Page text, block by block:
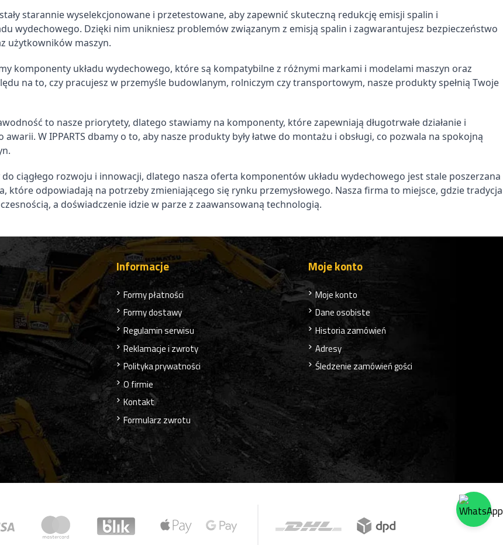
starannie wyselekcjonowane i przetestowane, aby zapewnić skuteczną redukcję emisji spalin i
wydechowego. Dzięki nim unikniesz problemów związanym z emisją spalin i zagwarantujesz bezpieczeństwo
użytkowników maszyn.
komponenty układu wydechowego, które są kompatybilne z różnymi markami i modelami maszyn oraz
na to, czy pracujesz w przemyśle budowlanym, rolniczym czy transportowym, nasze produkty spełnią Twoje
to nasze priorytety, dlatego stawiamy na komponenty, które zapewniają długotrwałe działanie i
W IPPARTS dbamy o to, aby nasze produkty były łatwe do montażu i obsługi, co pozwala na spokojną
do ciągłego rozwoju i innowacji, dlatego nasza oferta komponentów układu wydechowego jest stale poszerzana
które odpowiadają na potrzeby zmieniającego się rynku przemysłowego. Nasza firma to miejsce, gdzie tradycja
a doświadczenie idzie w parze z zaawansowaną technologią.
MEGA 400
2460-9055
HYDROAKUMULATOR
DAEWOO DOOSAN MEGA 300
Doosan
K1014741, 460-00015, 2460-9055
DAEWOO DOOSAN MEGA 250
Doosan
K1014741, 460-00015, 2460-9055
Informacje
Formy płatności
Formy dostawy
Regulamin serwisu
Reklamacje i zwroty
Polityka prywatności
O firmie
Kontakt
Formularz zwrotu
Moje konto
Moje konto
Dane osobiste
Historia zamówień
Adresy
Śledzenie zamówień gości